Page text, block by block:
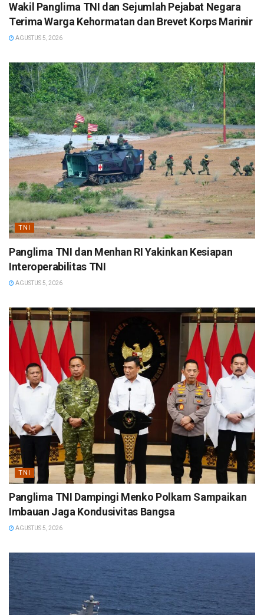
Wakil Panglima TNI dan Sejumlah Pejabat Negara
Terima Warga Kehormatan dan Brevet Korps Marinir
AGUSTUS 5, 2026
TNI
Panglima TNI dan Menhan RI Yakinkan Kesiapan
Interoperabilitas TNI
AGUSTUS 5, 2026
TNI
Panglima TNI Dampingi Menko Polkam Sampaikan
Imbauan Jaga Kondusivitas Bangsa
AGUSTUS 5, 2026